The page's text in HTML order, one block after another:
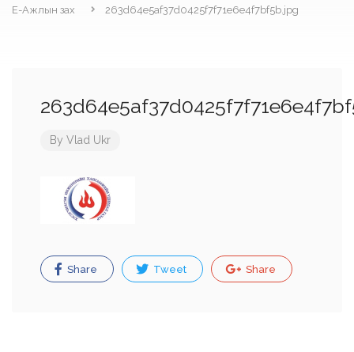
Е-Ажлын зах 263d64e5af37d0425f7f71e6e4f7bf5b.jpg
By Vlad Ukr
Share Tweet Share